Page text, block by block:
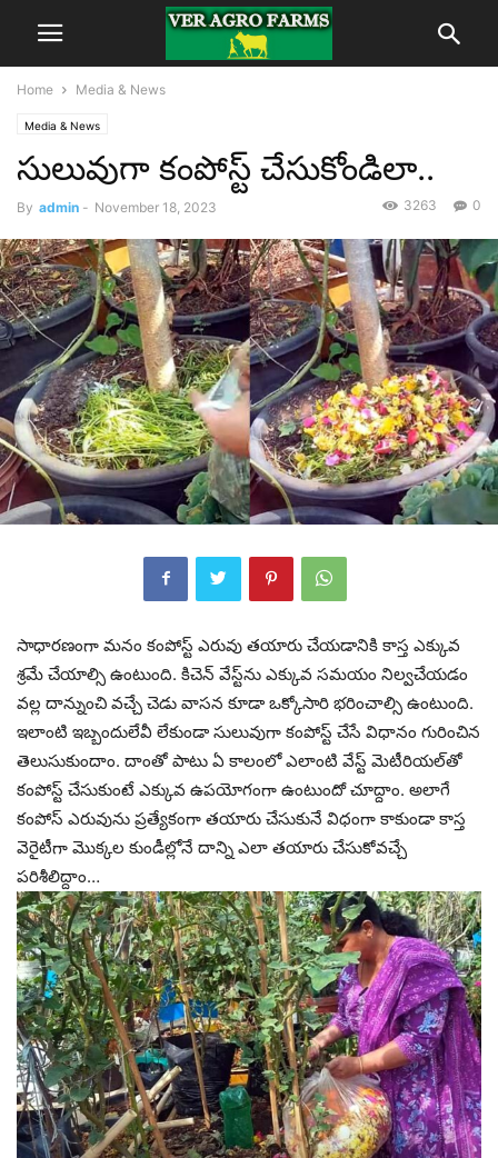
Home Media & News
Media & News
సులువుగా కంపోస్ట్‌ చేసుకోండిలా..
By admin - November 18, 2023 0
3263
సాధారణంగా మనం కంపోస్ట్‌ ఎరువు తయారు చేయడానికి కాస్త ఎక్కువ
శ్రమే చేయాల్సి ఉంటుంది. కిచెన్‌ వేస్ట్‌ను ఎక్కువ సమయం నిల్వచేయడం
వల్ల దాన్నుంచి వచ్చే చెడు వాసన కూడా ఒక్కోసారి భరించాల్సి ఉంటుంది.
ఇలాంటి ఇబ్బందులేవీ లేకుండా సులువుగా కంపోస్ట్‌ చేసే విధానం గురించిన
తెలుసుకుందాం. దాంతో పాటు ఏ కాలంలో ఎలాంటి వేస్ట్‌ మెటీరియల్‌తో
కంపోస్ట్‌ చేసుకుంటే ఎక్కువ ఉపయోగంగా ఉంటుందో చూద్దాం. అలాగే
కంపోస్‌ ఎరువును ప్రత్యేకంగా తయారు చేసుకునే విధంగా కాకుండా కాస్త
వెరైటీగా మొక్కల కుండీల్లోనే దాన్ని ఎలా తయారు చేసుకోవచ్చే
పరిశీలిద్దాం…